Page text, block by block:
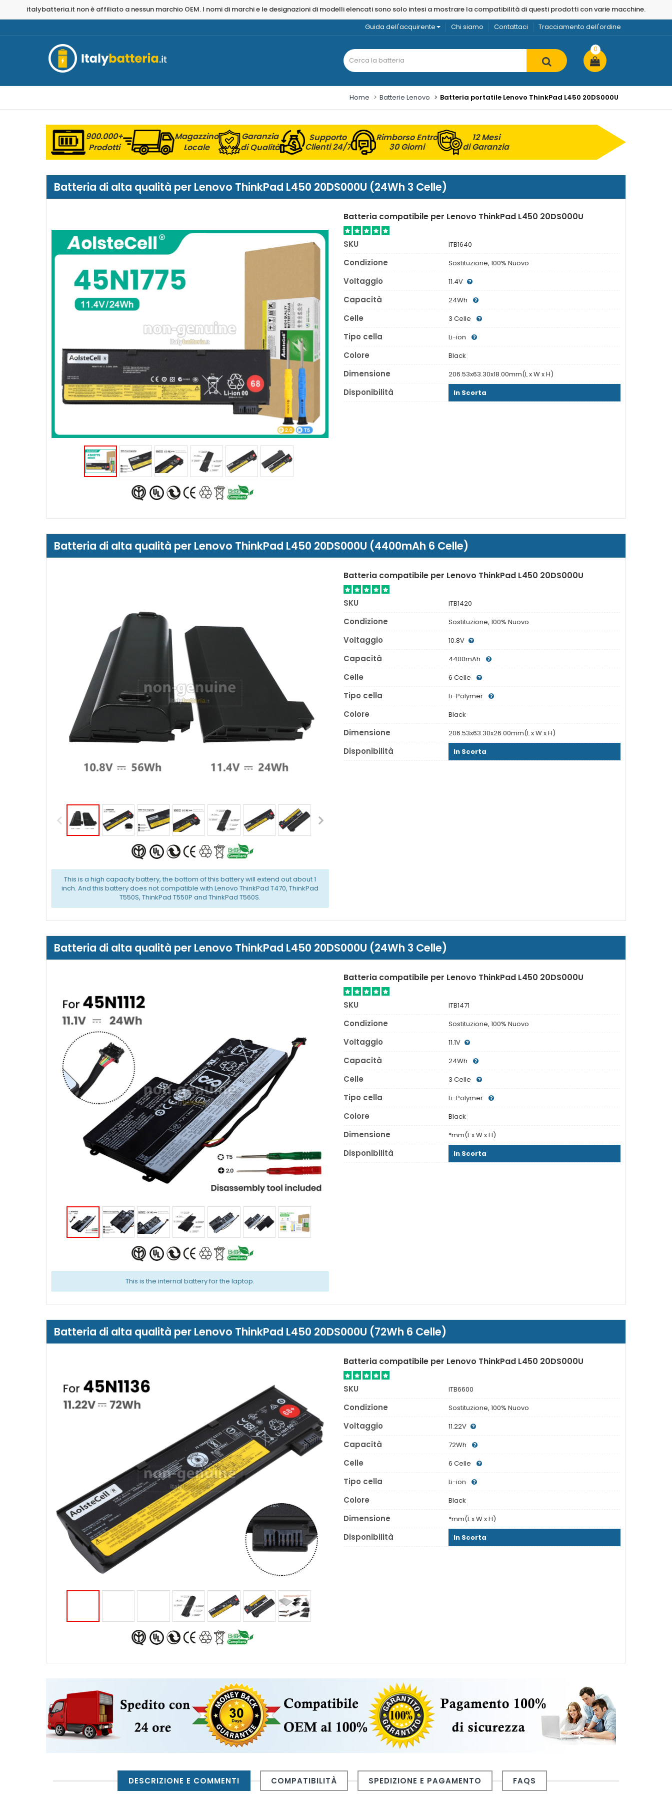
italybatteria.it non è affiliato a nessun marchio OEM. I nomi di marchi e le designazioni di modelli elencati sono solo intesi a mostrare la compatibilità di questi prodotti con varie macchine.
Tracciamento dell'ordine
Contattaci
Chi siamo
Guida dell'acquirente
0
Home Batterie Lenovo Batteria portatile Lenovo ThinkPad L450 20DS000U
900.000+
Prodotti
Magazzino
Locale
Garanzia
di Qualità
Supporto
Clienti 24/7
Rimborso Entro
30 Giorni
12 Mesi
di Garanzia
Batteria di alta qualità per Lenovo ThinkPad L450 20DS000U (24Wh 3 Celle)
Batteria compatibile per Lenovo ThinkPad L450 20DS000U
SKU ITB1640
Condizione Sostituzione, 100% Nuovo
Voltaggio 11.4V
Capacità 24Wh
Celle 3 Celle
Tipo cella Li-ion
Colore Black
Dimensione 206.53x63.30x18.00mm(L x W x H)
Disponibilità In Scorta
Batteria di alta qualità per Lenovo ThinkPad L450 20DS000U (4400mAh 6 Celle)
This is a high capacity battery, the bottom of this battery will extend out about 1
inch. And this battery does not compatible with Lenovo ThinkPad T470, ThinkPad
T550S, ThinkPad T550P and ThinkPad T560S.
Batteria compatibile per Lenovo ThinkPad L450 20DS000U
SKU ITB1420
Condizione Sostituzione, 100% Nuovo
Voltaggio 10.8V
Capacità 4400mAh
Celle 6 Celle
Tipo cella Li-Polymer
Colore Black
Dimensione 206.53x63.30x26.00mm(L x W x H)
Disponibilità In Scorta
Batteria di alta qualità per Lenovo ThinkPad L450 20DS000U (24Wh 3 Celle)
This is the internal battery for the laptop.
Batteria compatibile per Lenovo ThinkPad L450 20DS000U
SKU ITB1471
Condizione Sostituzione, 100% Nuovo
Voltaggio 11.1V
Capacità 24Wh
Celle 3 Celle
Tipo cella Li-Polymer
Colore Black
Dimensione *mm(L x W x H)
Disponibilità In Scorta
Batteria di alta qualità per Lenovo ThinkPad L450 20DS000U (72Wh 6 Celle)
Batteria compatibile per Lenovo ThinkPad L450 20DS000U
SKU ITB6600
Condizione Sostituzione, 100% Nuovo
Voltaggio 11.22V
Capacità 72Wh
Celle 6 Celle
Tipo cella Li-ion
Colore Black
Dimensione *mm(L x W x H)
Disponibilità In Scorta
DESCRIZIONE E COMMENTI COMPATIBILITÀ SPEDIZIONE E PAGAMENTO FAQS